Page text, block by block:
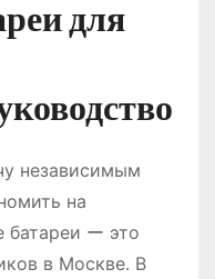
для
независимым
на
батареи ー это
в Москве․ В